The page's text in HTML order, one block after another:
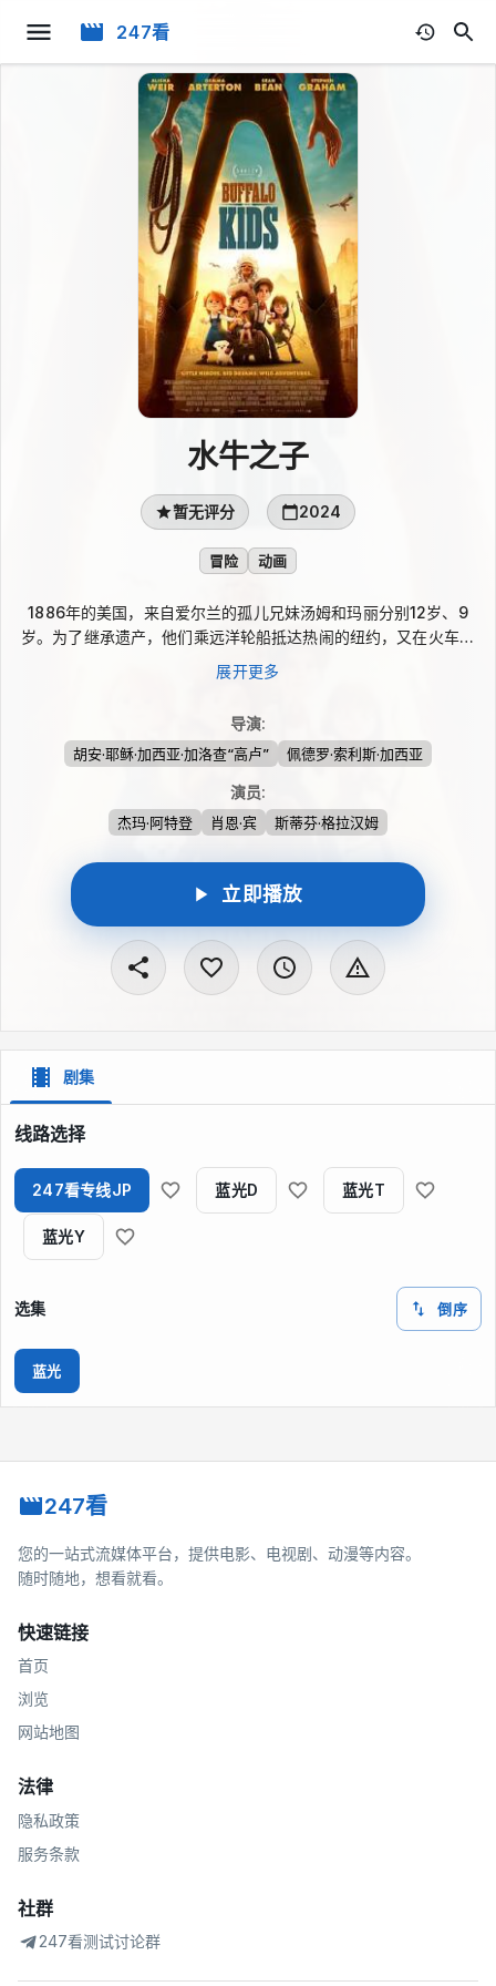
247看
水牛之子
暂无评分 2024
冒险 动画
1886年的美国，来自爱尔兰的孤儿兄妹汤姆和玛丽分别12岁、9
岁。为了继承遗产，他们乘远洋轮船抵达热闹的纽约，又在火车上
遇见一名无法行动、无法说话的男孩。三个孩子由此结伴，踏上一
段危机四伏的横贯大陆旅程。影片延续《小绳子》的世界观，将冒
展开更多
导演:
胡安·耶稣·加西亚·加洛查“高卢” 佩德罗·索利斯·加西亚
演员:
杰玛·阿特登 肖恩·宾 斯蒂芬·格拉汉姆
立即播放
剧集
线路选择
247看专线JP 蓝光D 蓝光T
蓝光Y
选集 倒序
蓝光
247看
您的一站式流媒体平台，提供电影、电视剧、动漫等内容。
随时随地，想看就看。
快速链接
首页
浏览
网站地图
法律
隐私政策
服务条款
社群
247看测试讨论群